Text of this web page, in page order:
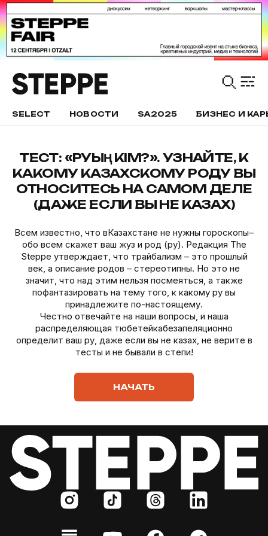
SELECT НОВОСТИ SA2025 БИЗНЕС И
ТЕСТ: «РУЫҢ КIМ?». УЗНАЙТЕ, К
КАКОМУ КАЗАХСКОМУ РОДУ ВЫ
ОТНОСИТЕСЬ НА САМОМ ДЕЛЕ
(ДАЖЕ ЕСЛИ ВЫ НЕ КАЗАХ)
Всем известно, что вКазахстане не нужны гороскопы–
обо всем скажет ваш жуз и род (ру). Редакция The
Steppe утверждает, что трайбализм – это прошлый
век, а описание родов – стереотипны. Но это не
значит, что над этим нельзя посмеяться, а также
пофантазировать на тему того, к какому ру вы
принадлежите по-настоящему.
Честно отвечайте на наши вопросы, и наша
распределяющая тюбетейкабезапеляционно
определит ваш ру, даже если вы не казах, не верите в
тесты и не бывали в степи!
НАЧАТЬ